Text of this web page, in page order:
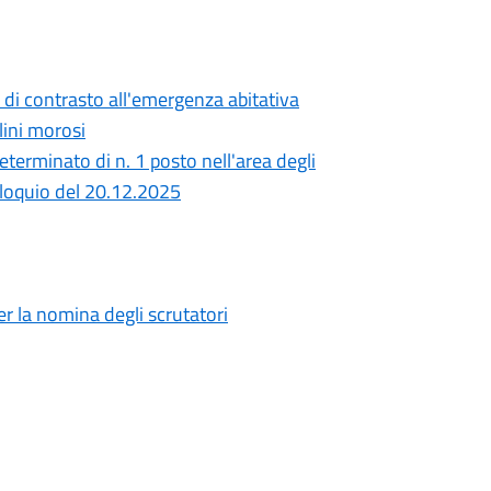
contrasto all'emergenza abitativa
morosi
di n. 1 posto nell'area degli
del 20.12.2025
la nomina degli scrutatori